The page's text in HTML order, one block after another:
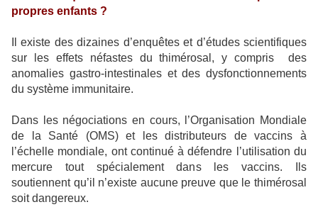
propres enfants ?
Il existe des dizaines d’enquêtes et d’études scientifiques
sur les effets néfastes du thimérosal, y compris
des
anomalies gastro-intestinales et des dysfonctionnements
du système immunitaire.
Dans les négociations en cours, l’Organisation Mondiale
de la Santé (OMS) et les distributeurs de vaccins à
l’échelle mondiale, ont continué à défendre l’utilisation du
mercure tout spécialement dans les vaccins. Ils
soutiennent qu’il n’existe aucune preuve que le thimérosal
soit dangereux.